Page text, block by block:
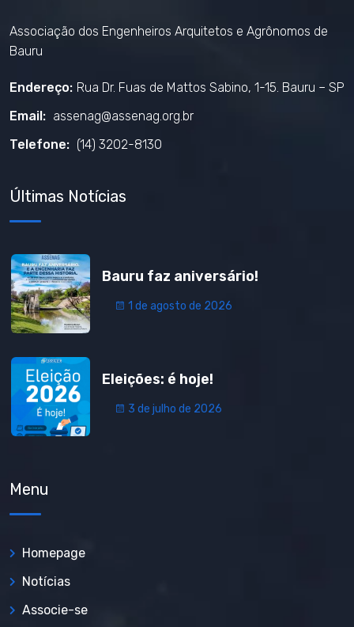
Associação dos Engenheiros Arquitetos e Agrônomos de
Bauru
Endereço: Rua Dr. Fuas de Mattos Sabino, 1-15. Bauru – SP
Email: assenag@assenag.org.br
Telefone: (14) 3202-8130
Últimas Notícias
Bauru faz aniversário!
1 de agosto de 2026
Eleições: é hoje!
3 de julho de 2026
Menu
Homepage
Notícias
Associe-se